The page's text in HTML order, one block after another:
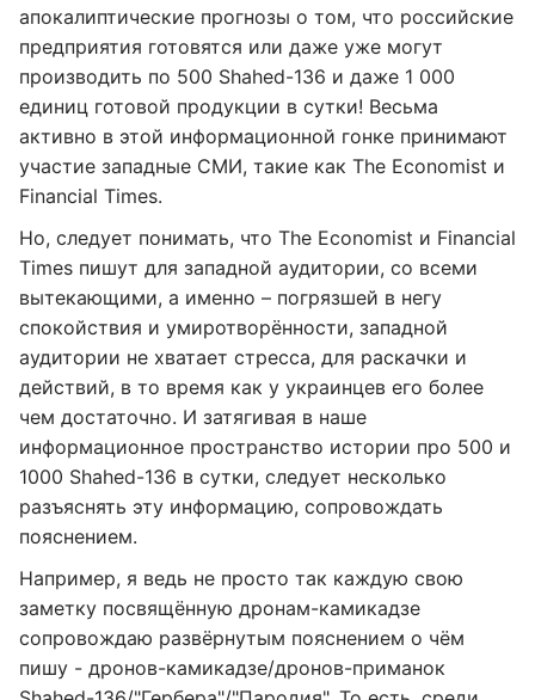
апокалиптические прогнозы о том, что российские
предприятия готовятся или даже уже могут
производить по 500 Shahed-136 и даже 1 000
единиц готовой продукции в сутки! Весьма
активно в этой информационной гонке принимают
участие западные СМИ, такие как The Economist и
Financial Times.
Но, следует понимать, что The Economist и Financial
Times пишут для западной аудитории, со всеми
вытекающими, а именно – погрязшей в негу
спокойствия и умиротворённости, западной
аудитории не хватает стресса, для раскачки и
действий, в то время как у украинцев его более
чем достаточно. И затягивая в наше
информационное пространство истории про 500 и
1000 Shahed-136 в сутки, следует несколько
разъяснять эту информацию, сопровождать
пояснением.
Например, я ведь не просто так каждую свою
заметку посвящённую дронам-камикадзе
сопровождаю развёрнутым пояснением о чём
пишу - дронов-камикадзе/дронов-приманок